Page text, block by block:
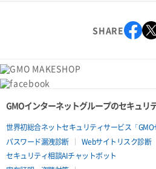
SHARE
GMOインターネットグループのセキュリ
世界初総合ネットセキュリティサービス「GMO
パスワード漏洩診断
Webサイトリスク診断
セキュリティ相談AIチャットボット